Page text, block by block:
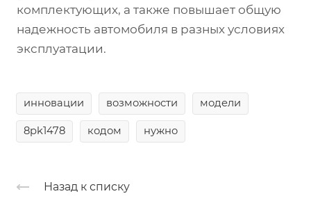
комплектующих, а также повышает общую
надежность автомобиля в разных условиях
эксплуатации.
инновации возможности модели
8pk1478 кодом нужно
Назад к списку